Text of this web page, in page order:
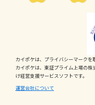
カイポケは、プライバシーマークを
カイポケは、東証プライム上場の
け経営支援サービスソフトです。
運営会社について